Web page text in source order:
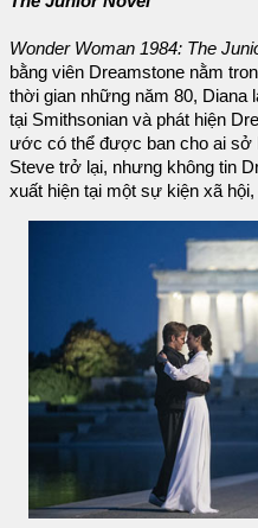
Wonder Woman 1984: The
bằng viên Dreamstone nằm
thời gian những năm 80, Diana
tại Smithsonian và phát hiện
ước có thể được ban cho ai sở
Steve trở lại, nhưng không tin
xuất hiện tại một sự kiện xã